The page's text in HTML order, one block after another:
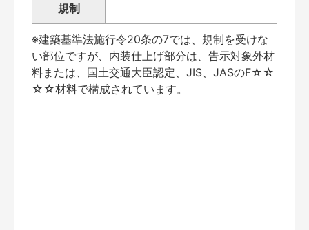
規制
※建築基準法施行令20条の7では、規制を受けな
い部位ですが、内装仕上げ部分は、告示対象外材
料または、国土交通大臣認定、JIS、JASのF☆☆
☆☆材料で構成されています。